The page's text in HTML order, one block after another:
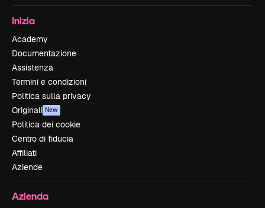
Inizia
Academy
Documentazione
Assistenza
Termini e condizioni
Politica sulla privacy
Originali New
Politica dei cookie
Centro di fiducia
Affiliati
Aziende
Azienda